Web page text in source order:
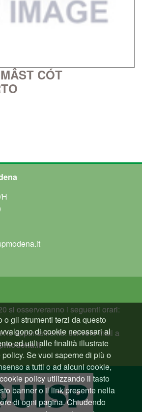
CÓT
si osserveranno i seguenti orari:
appuntamento: scrivere mail a
o gli strumenti terzi da questo
di cookie necessari al
ed utili alle finalità illustrate
Se vuoi saperne di più o
a tutti o ad alcuni cookie,
policy utilizzando il tasto
banner o il link presente nella
di ogni pagina. Chiudendo